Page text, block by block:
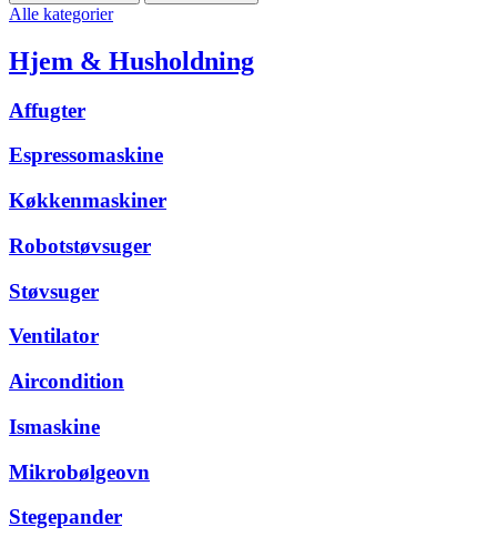
Alle kategorier
Hjem & Husholdning
Affugter
Espressomaskine
Køkkenmaskiner
Robotstøvsuger
Støvsuger
Ventilator
Aircondition
Ismaskine
Mikrobølgeovn
Stegepander